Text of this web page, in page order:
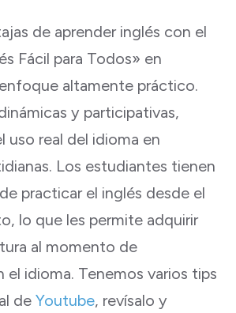
de aprender inglés con el
Fácil para Todos» en
altamente práctico.
y participativas,
uso real del idioma en
Los estudiantes tienen
practicar el inglés desde el
lo que les permite adquirir
al momento de
el idioma. Tenemos varios tips
de Youtube, revísalo y